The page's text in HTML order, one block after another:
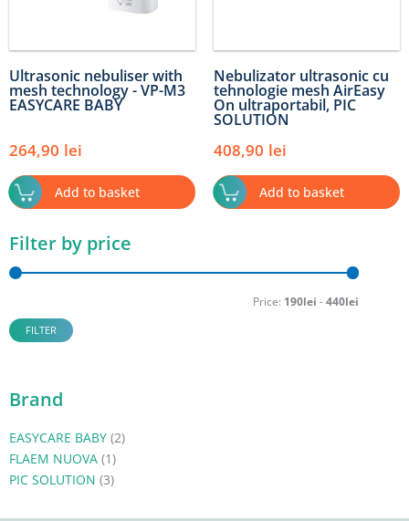
Filter by price
price
price
FILTER
Price: 190lei -440lei
Brand
EASYCARE BABY (2)
FLAEM NUOVA (1)
PIC SOLUTION (3)
Ultrasonic nebuliser with
mesh technology - VP-M3
EASYCARE BABY
264,90 lei
Add to basket
Nebulizator ultrasonic cu
tehnologie mesh AirEasy
On ultraportabil, PIC
SOLUTION
408,90 lei
Add to basket